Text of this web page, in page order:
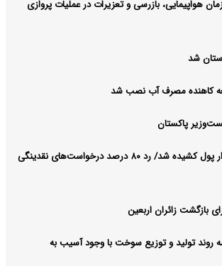
هواپیمایی، بازرسی و تعزیرات در عملیات پروازی
شد
کاهنده مصرف آب نصب شد
پاکستان
ترمز بانک مرکزی در بازار پول کشیده شد/ رد ۸۰ درصد درخواست‌های نقدینگی
بازگشت زائران اربعین
روند تولید و توزیع سوخت با وجود آسیب به